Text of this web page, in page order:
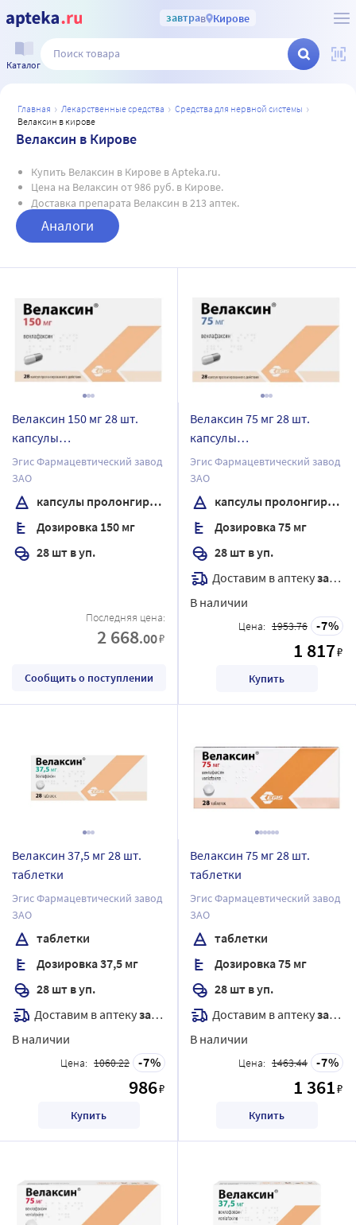
завтрав Кирове
Каталог
главная лекарственные средства
средства для нервной системы
велаксин в кирове
Велаксин в Кирове
Купить Велаксин в Кирове в Apteka.ru.
Цена на Велаксин от 986 руб. в Кирове.
Доставка препарата Велаксин в 213 аптек.
Аналоги
Велаксин 150 мг 28 шт.
капсулы
пролонгированного
действия
Эгис Фармацевтический завод
ЗАО
капсулы пролонгированного действия
Дозировка 150 мг
28 шт в уп.
Последняя цена:
2 668.00₽
Сообщить о поступлении
Велаксин 75 мг 28 шт.
капсулы
пролонгированного
действия
Эгис Фармацевтический завод
ЗАО
капсулы пролонгированного действия
Дозировка 75 мг
28 шт в уп.
Доставим в аптекузавтра
В наличии
Цена: 1953.76 7
1 817₽
Купить
Велаксин 37,5 мг 28 шт.
таблетки
Эгис Фармацевтический завод
ЗАО
таблетки
Дозировка 37,5 мг
28 шт в уп.
Доставим в аптекузавтра
В наличии
Цена: 1060.22 7
986₽
Купить
Велаксин 75 мг 28 шт.
таблетки
Эгис Фармацевтический завод
ЗАО
таблетки
Дозировка 75 мг
28 шт в уп.
Доставим в аптекузавтра
В наличии
Цена: 1463.44 7
1 361₽
Купить